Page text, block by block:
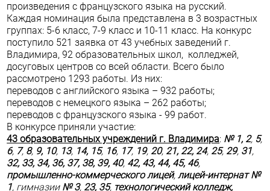
произведения с французского языка на русский.
Каждая номинация была представлена в 3 возрастных
группах: 5-6 класс, 7-9 класс и 10-11 класс. На конкурс
поступило 521 заявка от 43 учебных заведений г.
Владимира, 92 образовательных школ, колледжей,
досуговых центров со всей области. Всего было
рассмотрено 1293 работы. Из них:
переводов с английского языка – 932 работы;
переводов с немецкого языка – 262 работы;
переводов с французского языка - 99 работ.
В конкурсе приняли участие:
43 образовательных учреждений г. Владимира: № 1, 2, 5,
6, 7, 8, 9, 10, 13, 14, 15, 16, 17, 19, 20, 21, 22, 24, 25, 29, 31,
32, 33, 34, 36, 37, 38, 39, 40, 42, 43, 44, 45, 46,
промышленно-коммерческого лицей,лицей-интернат №
1, гимназии № 3, 23, 35, технологический колледж,